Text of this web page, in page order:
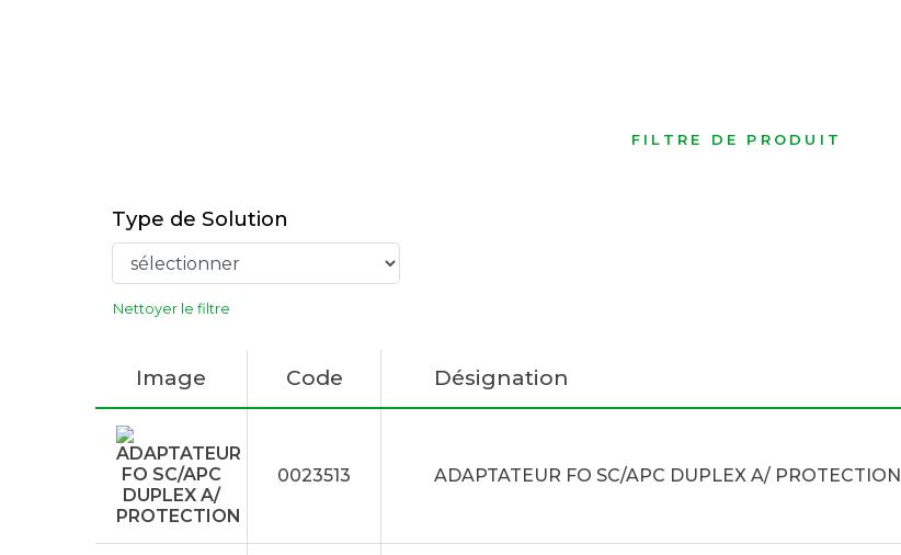
FILTRE DE PRODUIT
Type de Solution
Nettoyer le filtre
Image Code Désignation
0023513 ADAPTATEUR FO SC/APC DUPLEX A/ PROTECTION